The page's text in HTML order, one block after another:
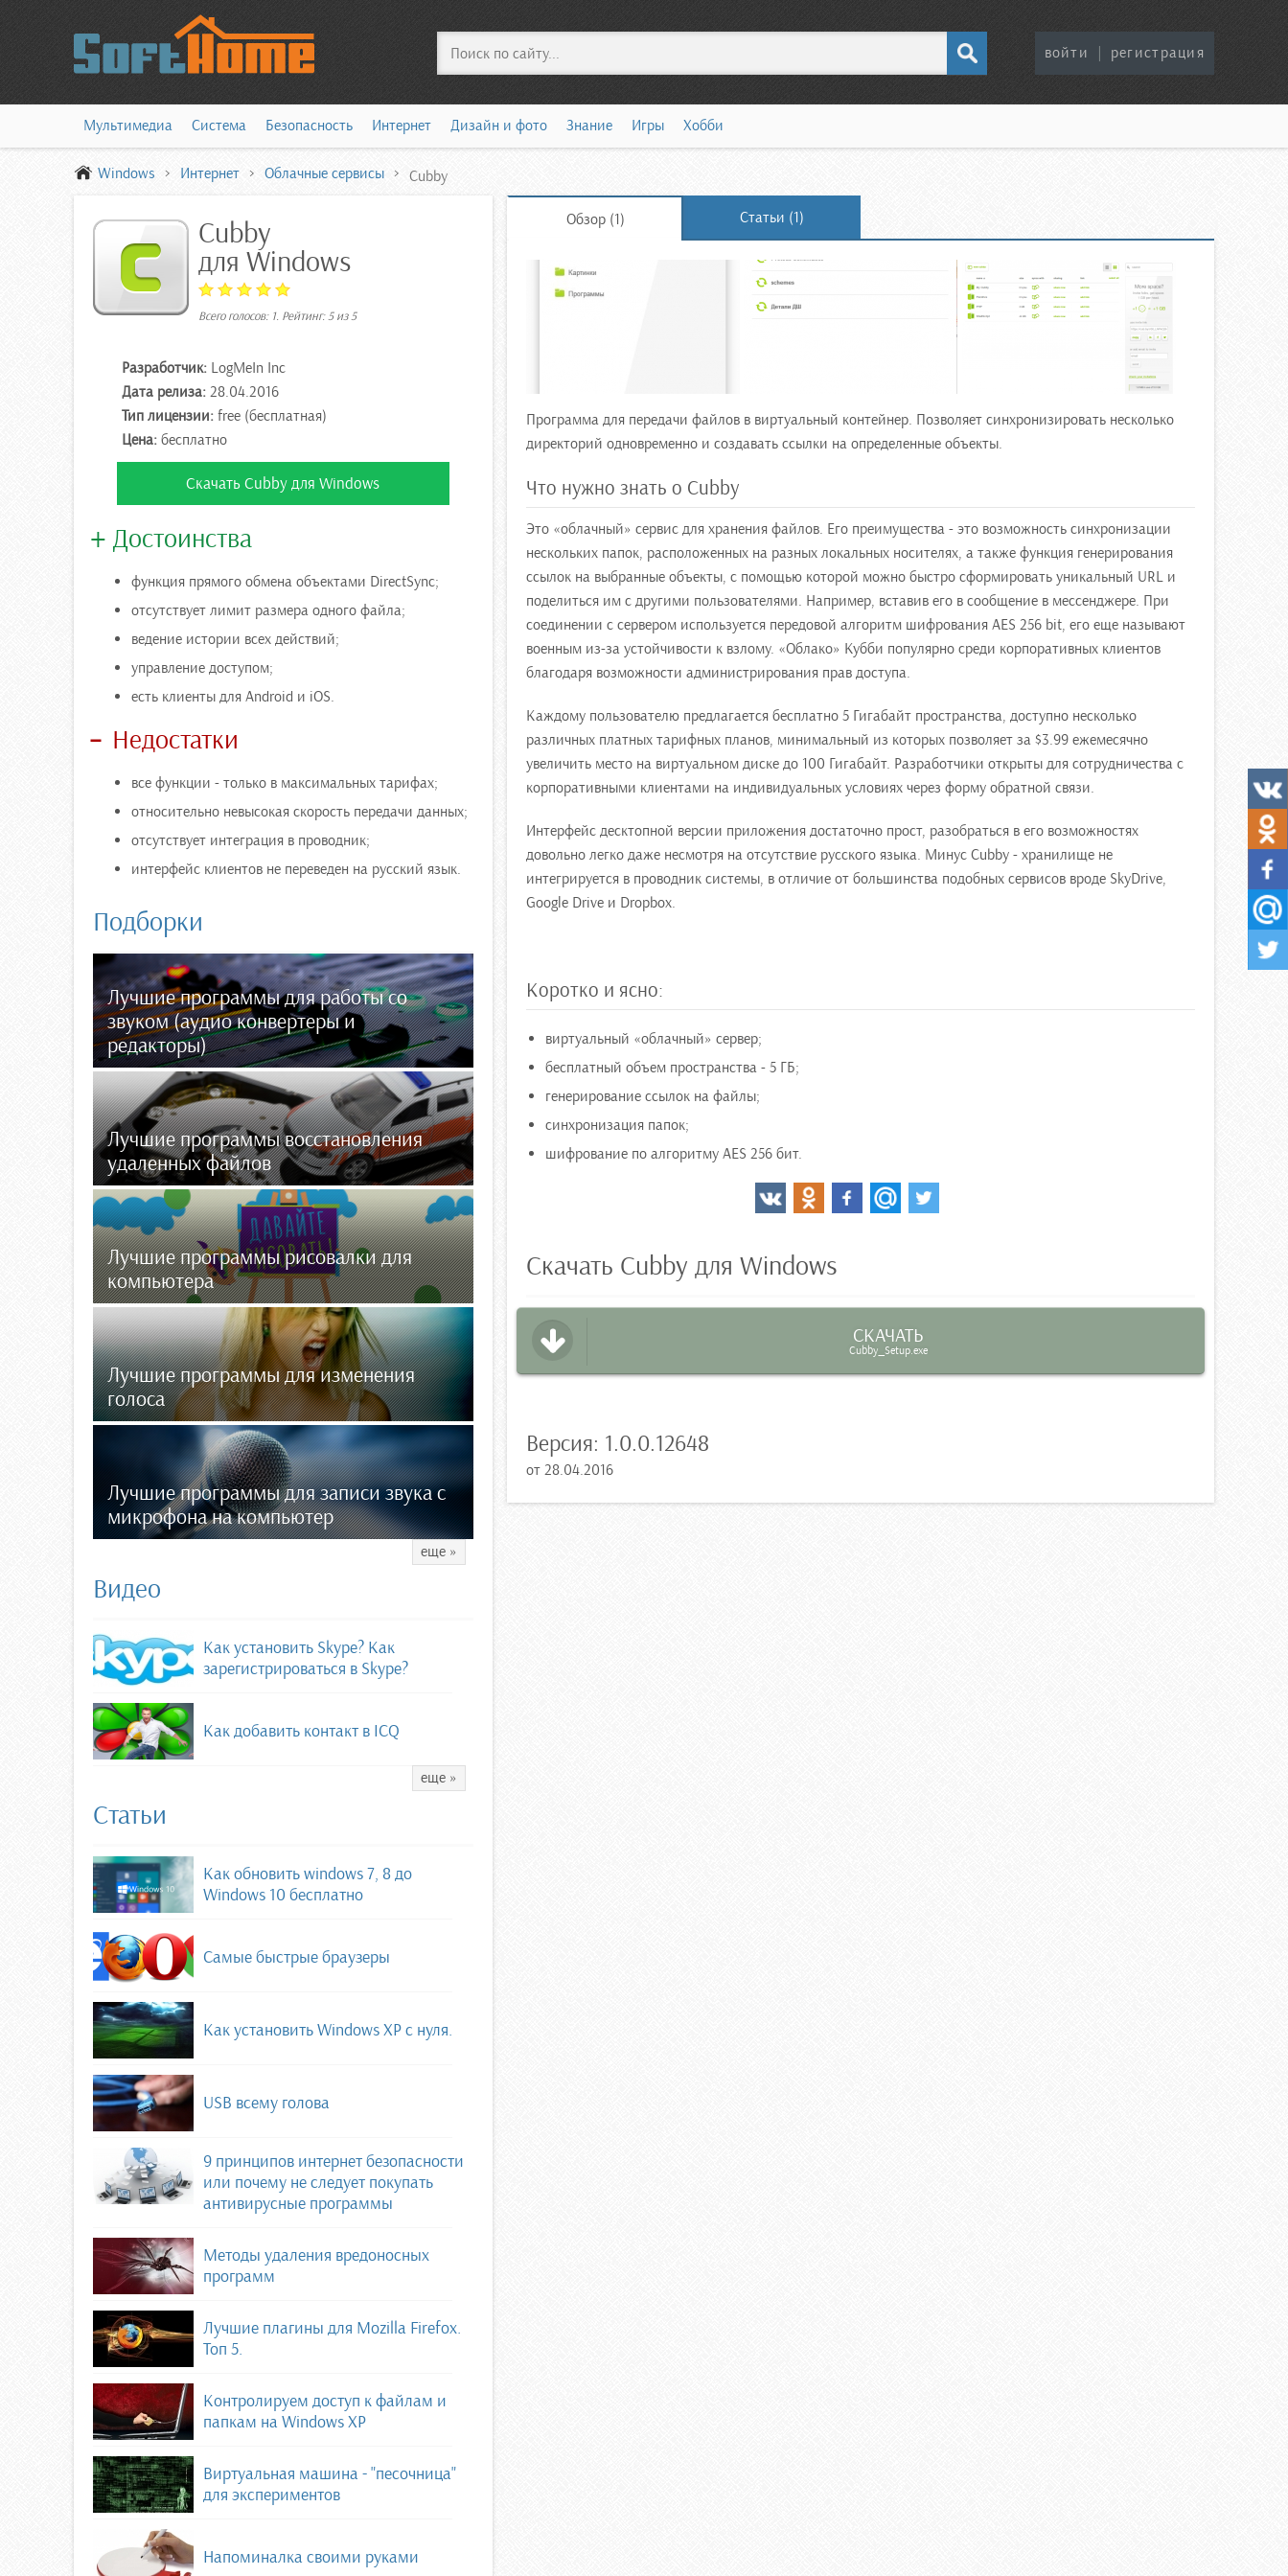
войти регистрация
Поиск
Мультимедиа Система Безопасность Интернет Дизайн и фото Знание Игры Хобби
Windows Интернет Облачные сервисы Cubby
Cubby
для Windows
Всего голосов: 1. Рейтинг:5из5
Разработчик: LogMeIn Inc
Дата релиза: 28.04.2016
Тип лицензии: free (бесплатная)
Цена: бесплатно
Скачать Cubby для Windows
Достоинства
функция прямого обмена объектами DirectSync;
отсутствует лимит размера одного файла;
ведение истории всех действий;
управление доступом;
есть клиенты для Android и iOS.
Недостатки
все функции - только в максимальных тарифах;
относительно невысокая скорость передачи данных;
отсутствует интеграция в проводник;
интерфейс клиентов не переведен на русский язык.
Подборки
Лучшие программы для работы со
звуком (аудио конвертеры и
редакторы)
Лучшие программы восстановления
удаленных файлов
Лучшие программы рисовалки для
компьютера
Лучшие программы для изменения
голоса
Лучшие программы для записи звука с
микрофона на компьютер
еще »
Видео
Как установить Skype? Как
зарегистрироваться в Skype?
Как добавить контакт в ICQ
еще »
Статьи
Как обновить windows 7, 8 до
Windows 10 бесплатно
Самые быстрые браузеры
Как установить Windows XP с нуля.
USB всему голова
9 принципов интернет безопасности
или почему не следует покупать
антивирусные программы
Методы удаления вредоносных
программ
Лучшие плагины для Mozilla Firefox.
Топ 5.
Контролируем доступ к файлам и
папкам на Windows XP
Виртуальная машина - "песочница"
для экспериментов
Напоминалка своими руками
Обзор (1) Статьи (1)
Программа для передачи файлов в виртуальный контейнер. Позволяет синхронизировать несколько
директорий одновременно и создавать ссылки на определенные объекты.
Что нужно знать о Cubby
Это «облачный» сервис для хранения файлов. Его преимущества - это возможность синхронизации
нескольких папок, расположенных на разных локальных носителях, а также функция генерирования
ссылок на выбранные объекты, с помощью которой можно быстро сформировать уникальный URL и
поделиться им с другими пользователями. Например, вставив его в сообщение в мессенджере. При
соединении с сервером используется передовой алгоритм шифрования AES 256 bit, его еще называют
военным из-за устойчивости к взлому. «Облако» Кубби популярно среди корпоративных клиентов
благодаря возможности администрирования прав доступа.
Каждому пользователю предлагается бесплатно 5 Гигабайт пространства, доступно несколько
различных платных тарифных планов, минимальный из которых позволяет за $3.99 ежемесячно
увеличить место на виртуальном диске до 100 Гигабайт. Разработчики открыты для сотрудничества с
корпоративными клиентами на индивидуальных условиях через форму обратной связи.
Интерфейс десктопной версии приложения достаточно прост, разобраться в его возможностях
довольно легко даже несмотря на отсутствие русского языка. Минус Cubby - хранилище не
интегрируется в проводник системы, в отличие от большинства подобных сервисов вроде SkyDrive,
Google Drive и Dropbox.
Коротко и ясно:
виртуальный «облачный» сервер;
бесплатный объем пространства - 5 ГБ;
генерирование ссылок на файлы;
синхронизация папок;
шифрование по алгоритму AES 256 бит.
Скачать Cubby для Windows
СКАЧАТЬ
Cubby_Setup.exe
Версия: 1.0.0.12648
от 28.04.2016